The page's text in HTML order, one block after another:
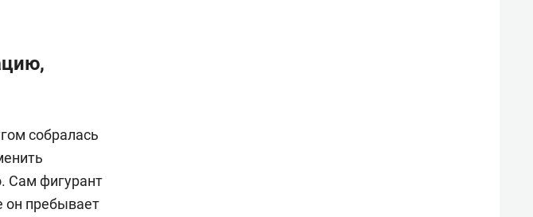
собралась
Сам фигурант
он пребывает